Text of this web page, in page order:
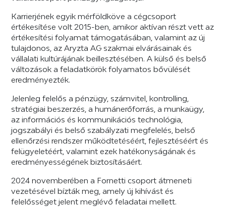
Karrierjének egyik mérföldköve a cégcsoport
értékesítése volt 2015-ben, amikor aktívan részt vett az
értékesítési folyamat támogatásában, valamint az új
tulajdonos, az Aryzta AG szakmai elvárásainak és
vállalati kultúrájának beillesztésében. A külső és belső
változások a feladatkörök folyamatos bővülését
eredményezték.
Jelenleg felelős a pénzügy, számvitel, kontrolling,
stratégiai beszerzés, a humánerőforrás, a munkaügy,
az információs és kommunikációs technológia,
jogszabályi és belső szabályzati megfelelés, belső
ellenőrzési rendszer működtetéséért, fejlesztéséért és
felügyeletéért, valamint ezek hatékonyságának és
eredményességének biztosításáért.
2024 novemberében a Fornetti csoport átmeneti
vezetésével bízták meg, amely új kihívást és
felelősséget jelent meglévő feladatai mellett.